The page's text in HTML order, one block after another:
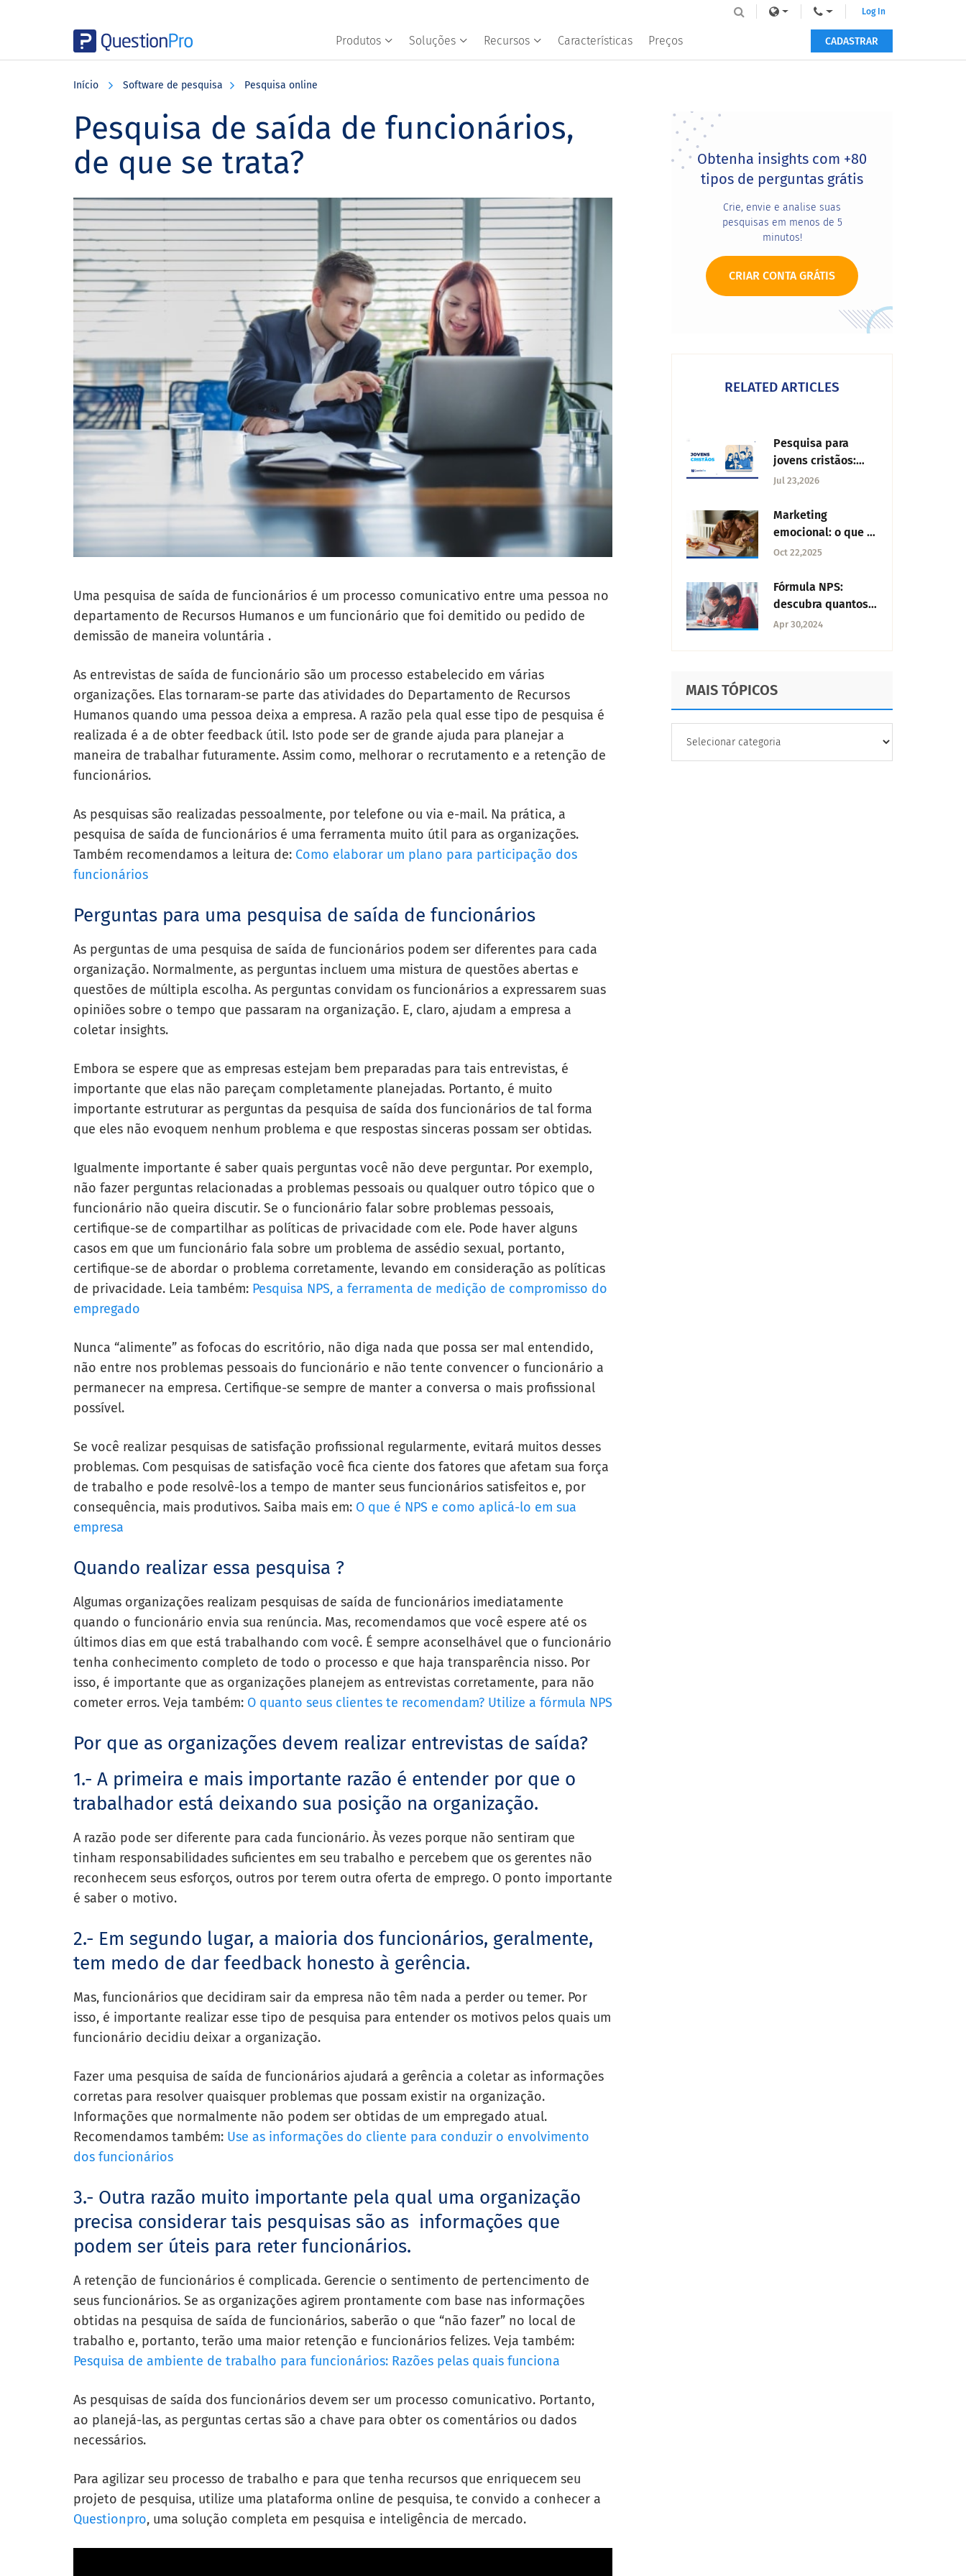
Produtos Soluções Recursos Características Preços
Log In
CADASTRAR
Início Software de pesquisa Pesquisa online
Pesquisa de saída de funcionários,
de que se trata?
Uma pesquisa de saída de funcionários é um processo comunicativo entre uma pessoa no
departamento de Recursos Humanos e um funcionário que foi demitido ou pedido de
demissão de maneira voluntária .
As entrevistas de saída de funcionário são um processo estabelecido em várias
organizações. Elas tornaram-se parte das atividades do Departamento de Recursos
Humanos quando uma pessoa deixa a empresa. A razão pela qual esse tipo de pesquisa é
realizada é a de obter feedback útil. Isto pode ser de grande ajuda para planejar a
maneira de trabalhar futuramente. Assim como, melhorar o recrutamento e a retenção de
funcionários.
As pesquisas são realizadas pessoalmente, por telefone ou via e-mail. Na prática, a
pesquisa de saída de funcionários é uma ferramenta muito útil para as organizações.
Também recomendamos a leitura de: Como elaborar um plano para participação dos
funcionários
Perguntas para uma pesquisa de saída de funcionários
As perguntas de uma pesquisa de saída de funcionários podem ser diferentes para cada
organização. Normalmente, as perguntas incluem uma mistura de questões abertas e
questões de múltipla escolha. As perguntas convidam os funcionários a expressarem suas
opiniões sobre o tempo que passaram na organização. E, claro, ajudam a empresa a
coletar insights.
Embora se espere que as empresas estejam bem preparadas para tais entrevistas, é
importante que elas não pareçam completamente planejadas. Portanto, é muito
importante estruturar as perguntas da pesquisa de saída dos funcionários de tal forma
que eles não evoquem nenhum problema e que respostas sinceras possam ser obtidas.
Igualmente importante é saber quais perguntas você não deve perguntar. Por exemplo,
não fazer perguntas relacionadas a problemas pessoais ou qualquer outro tópico que o
funcionário não queira discutir. Se o funcionário falar sobre problemas pessoais,
certifique-se de compartilhar as políticas de privacidade com ele. Pode haver alguns
casos em que um funcionário fala sobre um problema de assédio sexual, portanto,
certifique-se de abordar o problema corretamente, levando em consideração as políticas
de privacidade. Leia também: Pesquisa NPS, a ferramenta de medição de compromisso do
empregado
Nunca “alimente” as fofocas do escritório, não diga nada que possa ser mal entendido,
não entre nos problemas pessoais do funcionário e não tente convencer o funcionário a
permanecer na empresa. Certifique-se sempre de manter a conversa o mais profissional
possível.
Se você realizar pesquisas de satisfação profissional regularmente, evitará muitos desses
problemas. Com pesquisas de satisfação você fica ciente dos fatores que afetam sua força
de trabalho e pode resolvê-los a tempo de manter seus funcionários satisfeitos e, por
consequência, mais produtivos. Saiba mais em: O que é NPS e como aplicá-lo em sua
empresa
Quando realizar essa pesquisa ?
Algumas organizações realizam pesquisas de saída de funcionários imediatamente
quando o funcionário envia sua renúncia. Mas, recomendamos que você espere até os
últimos dias em que está trabalhando com você. É sempre aconselhável que o funcionário
tenha conhecimento completo de todo o processo e que haja transparência nisso. Por
isso, é importante que as organizações planejem as entrevistas corretamente, para não
cometer erros. Veja também: O quanto seus clientes te recomendam? Utilize a fórmula NPS
Por que as organizações devem realizar entrevistas de saída?
1.- A primeira e mais importante razão é entender por que o
trabalhador está deixando sua posição na organização.
A razão pode ser diferente para cada funcionário. Às vezes porque não sentiram que
tinham responsabilidades suficientes em seu trabalho e percebem que os gerentes não
reconhecem seus esforços, outros por terem outra oferta de emprego. O ponto importante
é saber o motivo.
2.- Em segundo lugar, a maioria dos funcionários, geralmente,
tem medo de dar feedback honesto à gerência.
Mas, funcionários que decidiram sair da empresa não têm nada a perder ou temer. Por
isso, é importante realizar esse tipo de pesquisa para entender os motivos pelos quais um
funcionário decidiu deixar a organização.
Fazer uma pesquisa de saída de funcionários ajudará a gerência a coletar as informações
corretas para resolver quaisquer problemas que possam existir na organização.
Informações que normalmente não podem ser obtidas de um empregado atual.
Recomendamos também: Use as informações do cliente para conduzir o envolvimento
dos funcionários
3.- Outra razão muito importante pela qual uma organização
precisa considerar tais pesquisas são as informações que
podem ser úteis para reter funcionários.
A retenção de funcionários é complicada. Gerencie o sentimento de pertencimento de
seus funcionários. Se as organizações agirem prontamente com base nas informações
obtidas na pesquisa de saída de funcionários, saberão o que “não fazer” no local de
trabalho e, portanto, terão uma maior retenção e funcionários felizes. Veja também:
Pesquisa de ambiente de trabalho para funcionários: Razões pelas quais funciona
As pesquisas de saída dos funcionários devem ser um processo comunicativo. Portanto,
ao planejá-las, as perguntas certas são a chave para obter os comentários ou dados
necessários.
Para agilizar seu processo de trabalho e para que tenha recursos que enriquecem seu
projeto de pesquisa, utilize uma plataforma online de pesquisa, te convido a conhecer a
Questionpro, uma solução completa em pesquisa e inteligência de mercado.
Primary
Sidebar
Obtenha insights com +80
tipos de perguntas grátis
Crie, envie e analise suas
pesquisas em menos de 5
minutos!
CRIAR CONTA GRÁTIS
RELATED ARTICLES
Pesquisa para
jovens cristãos:
perguntas
aplicá-la
Jul 23,2026
Marketing
emocional: o que é
e como
Oct 22,2025
Fórmula NPS:
descubra quantos
clientes
marca
Apr 30,2024
MAIS TÓPICOS
TÓPICOS